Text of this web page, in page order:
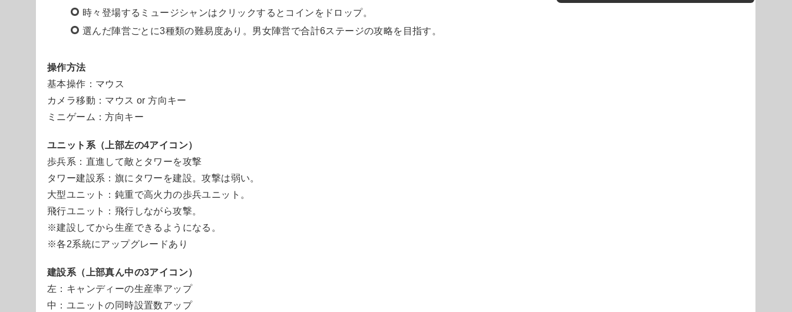
時々登場するミュージシャンはクリックするとコインをドロップ。
選んだ陣営ごとに3種類の難易度あり。男女陣営で合計6ステージの攻略を目指す。
操作方法
基本操作：マウス
カメラ移動：マウス or 方向キー
ミニゲーム：方向キー
ユニット系（上部左の4アイコン）
歩兵系：直進して敵とタワーを攻撃
タワー建設系：旗にタワーを建設。攻撃は弱い。
大型ユニット：鈍重で高火力の歩兵ユニット。
飛行ユニット：飛行しながら攻撃。
※建設してから生産できるようになる。
※各2系統にアップグレードあり
建設系（上部真ん中の3アイコン）
左：キャンディーの生産率アップ
中：ユニットの同時設置数アップ